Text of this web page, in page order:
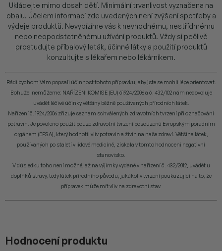
Ukládejte mimo dosah dětí. Minimální trvanlivost vyznačena na
obalu. Účelem informací zde uvedených není zvýšení spotřeby a
výdeje produktů. Nevybízíme vás k nevhodnému, nestřídmému
nebo neopodstatněnému užívání produktů. Vždy si pečlivě
prostudujte příbalový leták, účinné látky a použití produktů
konzultujte s lékařem nebo lékárníkem.
Rádi bychom Vám popsali účinnost tohoto přípravku, aby jste se mohli lépe orientovat.
Bohužel nemůžeme: NAŘÍZENI KOMISE (EU) č1924/2006 a č. 432/102 nám nedovoluje
uvádět léčivé účinky většiny běžně používaných přírodních látek.
Nařízení č. 1924/2006 zřizuje seznam schválených zdravotních tvrzení při označování
potravin. Je povoleno použít pouze zdravotní tvrzení posouzená Evropským poradním
orgánem (EFSA), který hodnotil vliv potravin a živin na naše zdraví. Většina látek,
používaných po staletí v lidové medicíně, získala v tomto hodnoceni negativní
stanovisko.
V důsledku toho není možné, až na výjimky vydané v nařízení č. 432/2012, uvádět u
doplňků stravy, tedy látek přírodního původu, jakákoliv tvrzení poukazující na to, že
přípravek může mít vliv na zdravotní stav.
Hodnocení produktu